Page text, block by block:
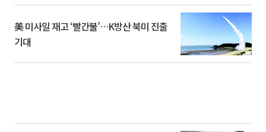
美 미사일 재고 ‘빨간불’…K방산 북미 진출
기대